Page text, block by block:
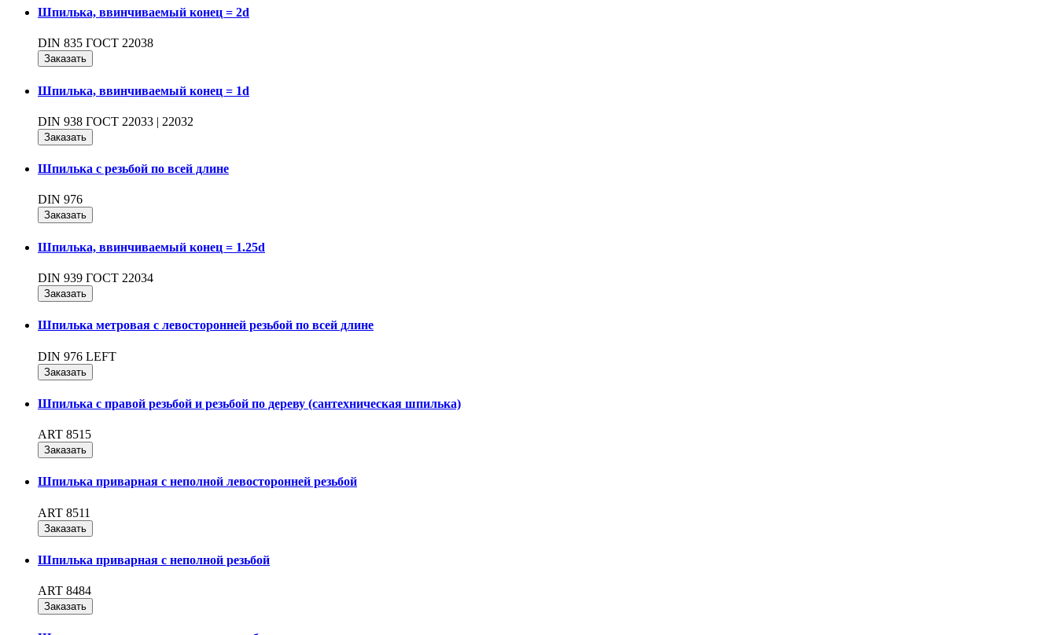
Шпилька, ввинчиваемый конец = 2d
DIN 835 ГОСТ 22038
Заказать
Шпилька, ввинчиваемый конец = 1d
DIN 938 ГОСТ 22033 | 22032
Заказать
Шпилька с резьбой по всей длине
DIN 976
Заказать
Шпилька, ввинчиваемый конец = 1.25d
DIN 939 ГОСТ 22034
Заказать
Шпилька метровая с левосторонней резьбой по всей длине
DIN 976 LEFT
Заказать
Шпилька с правой резьбой и резьбой по дереву (сантехническая шпилька)
ART 8515
Заказать
Шпилька приварная с неполной левосторонней резьбой
ART 8511
Заказать
Шпилька приварная с неполной резьбой
ART 8484
Заказать